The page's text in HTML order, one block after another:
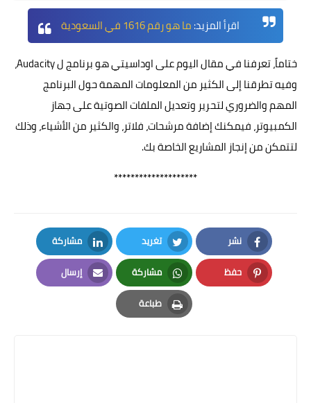
اقرأ المزيد:ما هو رقم 1616 في السعودية
ختاماً، تعرفنا في مقال اليوم على اوداسيتي هو برنامج ل Audacity،
وفيه تطرقنا إلى الكثير من المعلومات المهمة حول البرنامج
المهم والضروري لتحرير وتعديل الملفات الصوتية على جهاز
الكمبيوتر، فيمكنك إضافة مرشحات، فلاتر، والكثير من الأشياء، وذلك
لتتمكن من إنجاز المشاريع الخاصة بك.
********************
نشر
Facebook
تغريد
Twitter
مشاركة
LinkedIn
حفظ
Pinterest
مشاركة
Whatsapp
إرسال
Email
طباعة
Print